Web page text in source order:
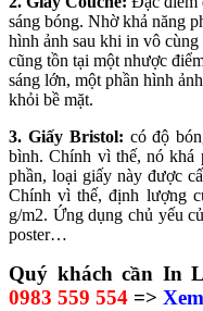
sáng bóng. Nhờ khả năng
hình ảnh sau khi in vô cùng
cũng tồn tại một nhược
sáng lớn, một phần hình
khỏi bề mặt.
3. Giấy Bristol: có độ
bình. Chính vì thế, nó khá
phần, loại giấy này được
Chính vì thế, định lượng
g/m2. Ứng dụng chủ yếu
poster…
Quý khách cần In
0983 559 554 =>